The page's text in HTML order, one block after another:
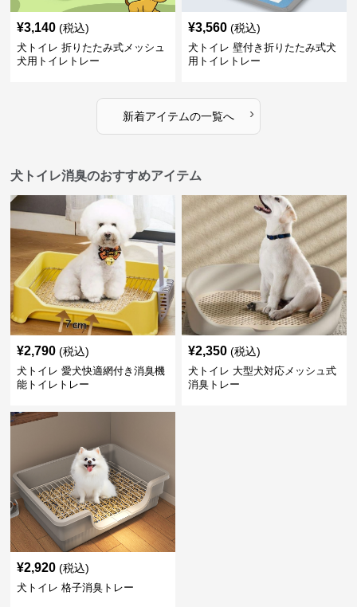
¥3,140 (税込)
犬トイレ 折りたたみ式メッシュ
犬用トイレトレー
¥3,560 (税込)
犬トイレ 壁付き折りたたみ式犬
用トイレトレー
新着アイテムの一覧へ ›
犬トイレ消臭のおすすめアイテム
¥2,790 (税込)
犬トイレ 愛犬快適網付き消臭機
能トイレトレー
¥2,350 (税込)
犬トイレ 大型犬対応メッシュ式
消臭トレー
¥2,920 (税込)
犬トイレ 格子消臭トレー